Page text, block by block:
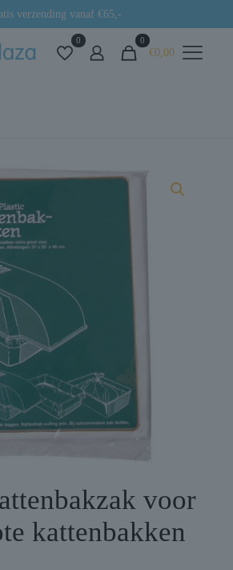
verzending vanaf €65,-
0 0
€0,00
voor
kattenbakken